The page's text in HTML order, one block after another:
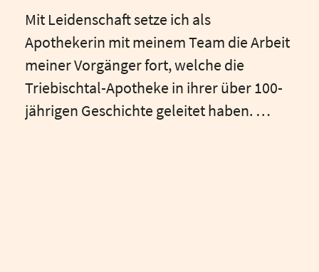
Mit Leidenschaft setze ich als
Apothekerin mit meinem Team die Arbeit
meiner Vorgänger fort, welche die
Triebischtal-Apotheke in ihrer über 100-
jährigen Geschichte geleitet haben.